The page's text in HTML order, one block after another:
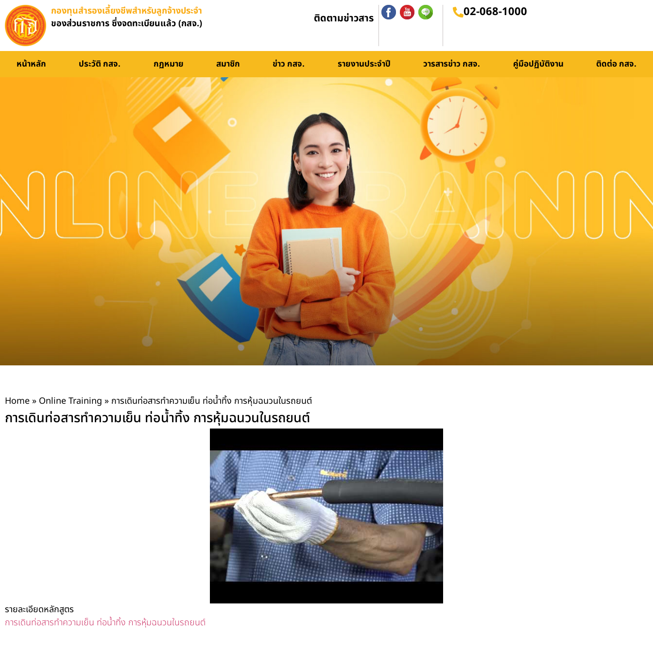
กองทุนสำรองเลี้ยงชีพสำหรับลูกจ้างประจำ
ของส่วนราชการ ซึ่งจดทะเบียนแล้ว (กสจ.)
ติดตามข่าวสาร 02-068-1000
หน้าหลัก ประวัติ กสจ. กฏหมาย สมาชิก ข่าว กสจ. รายงานประจำปี วารสารข่าว กสจ. คู่มือปฏิบัติงาน ติดต่อ กสจ.
อบรมออนไลน์
Home » Online Training » การเดินท่อสารทำความเย็น ท่อน้ำทิ้ง การหุ้มฉนวนในรถยนต์
การเดินท่อสารทำความเย็น ท่อน้ำทิ้ง การหุ้มฉนวนในรถยนต์
รายละเอียดหลักสูตร
การเดินท่อสารทำความเย็น ท่อน้ำทิ้ง การหุ้มฉนวนในรถยนต์